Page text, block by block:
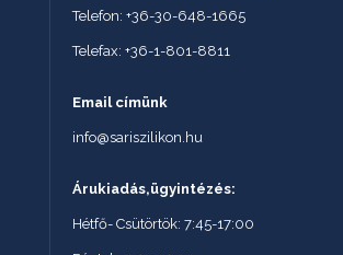
Telefon: +36-30-648-1665
Telefax: +36-1-801-8811
Email címünk
info@sariszilikon.hu
Árukiadás,ügyintézés:
Hétfő- Csütörtök: 7:45-17:00